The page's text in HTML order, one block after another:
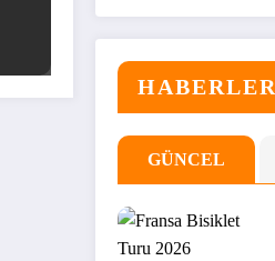
HABERLER
GÜNCEL